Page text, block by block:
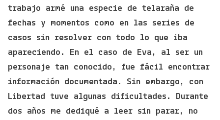
trabajo armé una especie de telaraña de
fechas y momentos como en las series de
casos sin resolver con todo lo que iba
apareciendo.
En el caso de Eva, al ser un
personaje tan conocido, fue fácil encontrar
información documentada. Sin embargo, con
Libertad tuve algunas dificultades. Durante
dos años me dediqué a leer sin parar, no